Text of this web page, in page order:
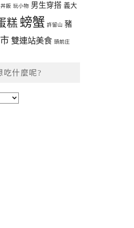
飯 玩小物 男生穿搭 義大
糕 螃蟹 許留山 豬
雙連站美食 頭前庄
吃什麼呢?